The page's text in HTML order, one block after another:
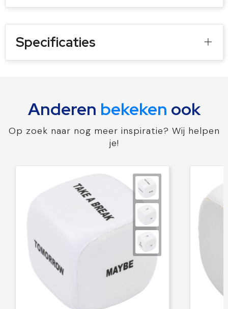
Specificaties
Anderen bekeken ook
Op zoek naar nog meer inspiratie? Wij helpen
je!